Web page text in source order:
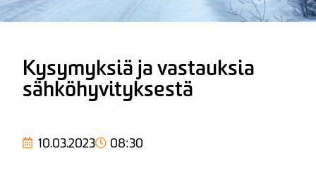
Kysymyksiä ja vastauksia
sähköhyvityksestä
10.03.2023 08:30